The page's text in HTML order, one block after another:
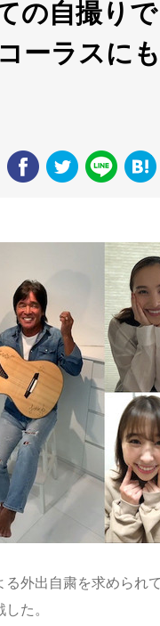
の自撮り
ーラスに
外出自粛を求められ
た。